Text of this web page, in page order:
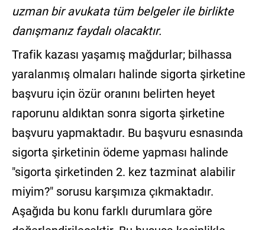
uzman bir avukata tüm belgeler ile birlikte
danışmanız faydalı olacaktır.
Trafik kazası yaşamış mağdurlar; bilhassa
yaralanmış olmaları halinde sigorta şirketine
başvuru için özür oranını belirten heyet
raporunu aldıktan sonra sigorta şirketine
başvuru yapmaktadır. Bu başvuru esnasında
sigorta şirketinin ödeme yapması halinde
"sigorta şirketinden 2. kez tazminat alabilir
miyim?" sorusu karşımıza çıkmaktadır.
Aşağıda bu konu farklı durumlara göre